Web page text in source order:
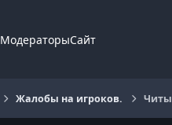
МодераторыСайт
Жалобы на игроков. Читы